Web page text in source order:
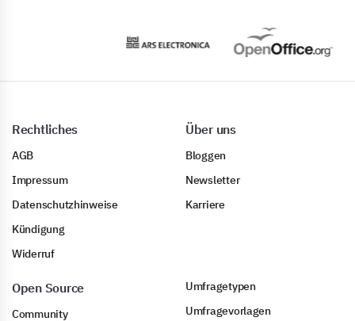
Rechtliches
AGB
Impressum
Datenschutzhinweise
Kündigung
Widerruf
Über uns
Bloggen
Newsletter
Karriere
Open Source
Community
Umfragetypen
Umfragevorlagen